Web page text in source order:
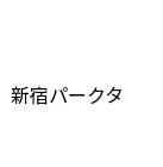
宿パークタ